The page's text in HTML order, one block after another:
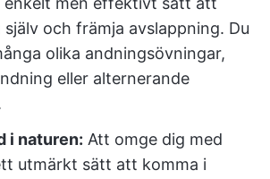
och främja avslappning. Du
olika andningsövningar,
eller alternerande
i naturen: Att omge dig med
utmärkt sätt att komma i